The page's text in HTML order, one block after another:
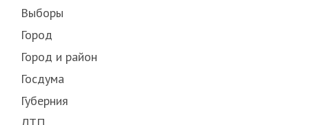
Выборы
Город
Город и район
Госдума
Губерния